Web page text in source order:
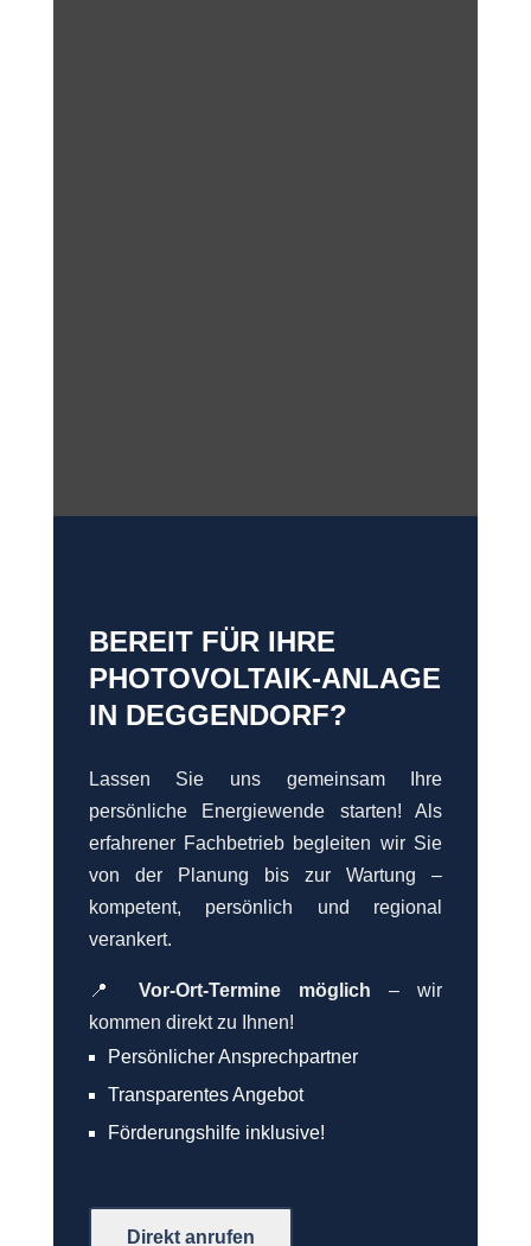
BEREIT FÜR IHRE
PHOTOVOLTAIK-ANLAGE
IN DEGGENDORF?
Lassen Sie uns gemeinsam Ihre
persönliche Energiewende starten! Als
erfahrener Fachbetrieb begleiten wir Sie
von der Planung bis zur Wartung –
kompetent, persönlich und regional
verankert.
📍 Vor-Ort-Termine möglich – wir
kommen direkt zu Ihnen!
Persönlicher Ansprechpartner
Transparentes Angebot
Förderungshilfe inklusive!
Direkt anrufen